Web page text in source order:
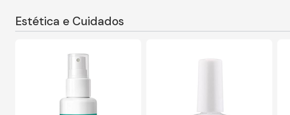
Estética e Cuidados